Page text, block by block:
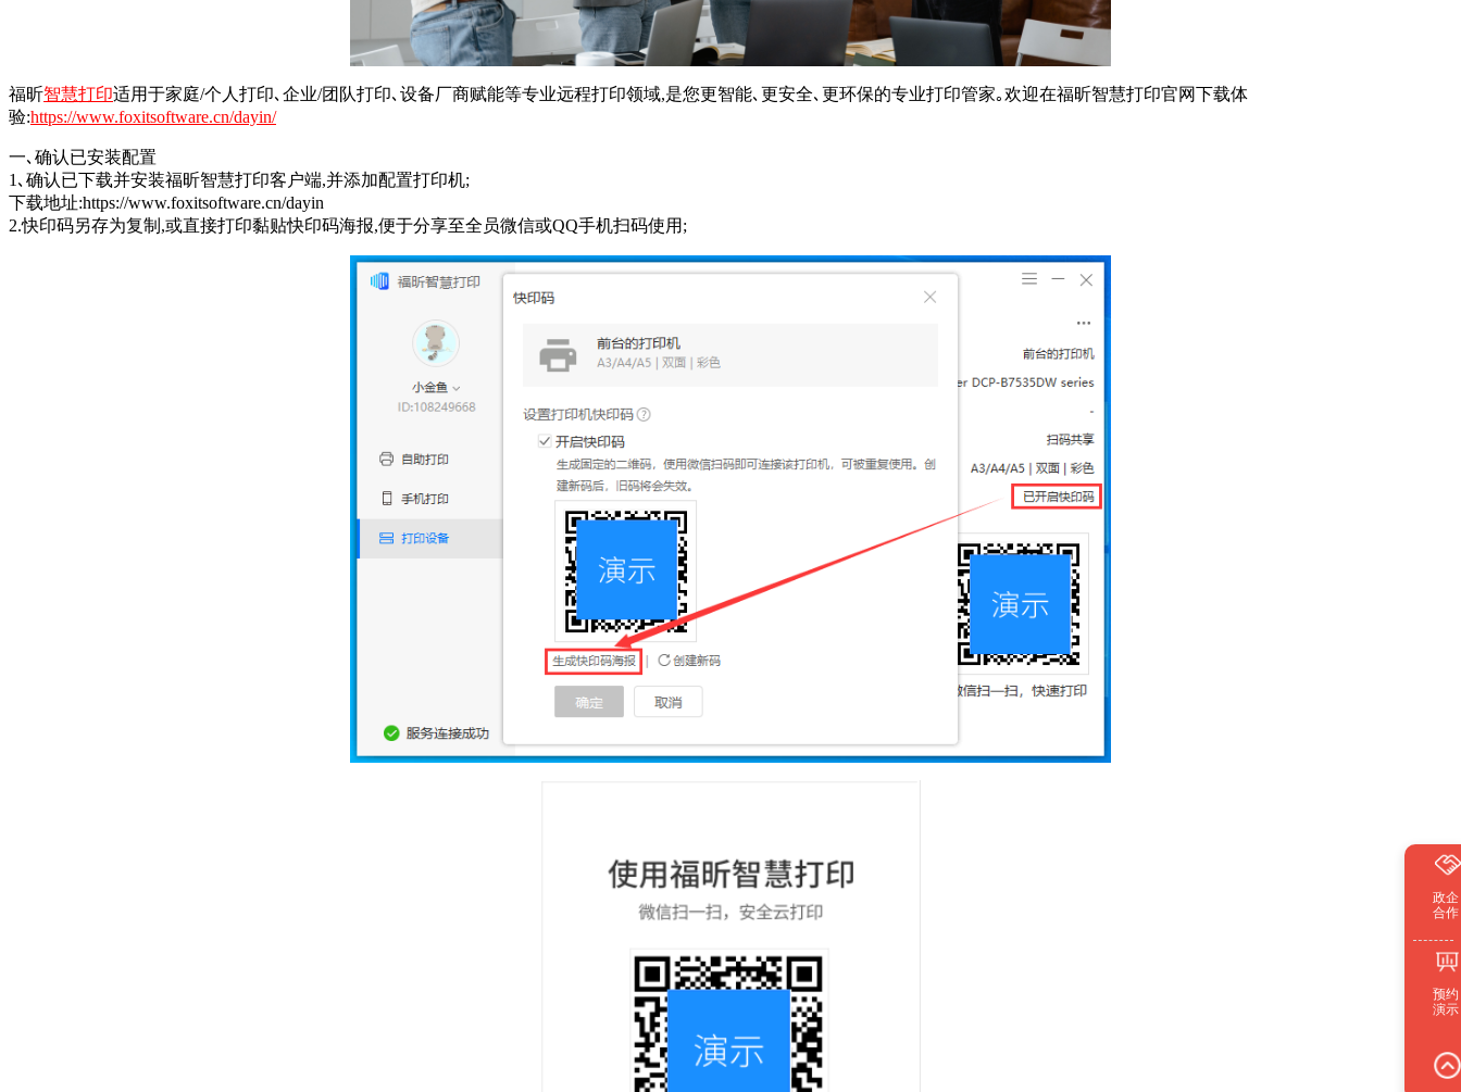
福昕智慧打印适用于家庭/个人打印､企业/团队打印､设备厂商赋能等专业远程打印领域,是您更智能､更安全､更环保的专业打印管家｡欢迎在福昕智慧打印官网下载体
验:https://www.foxitsoftware.cn/dayin/
一､确认已安装配置
1､确认已下载并安装福昕智慧打印客户端,并添加配置打印机;
下载地址:https://www.foxitsoftware.cn/dayin
2.快印码另存为复制,或直接打印黏贴快印码海报,便于分享至全员微信或QQ手机扫码使用;
政企
合作
预约
演示